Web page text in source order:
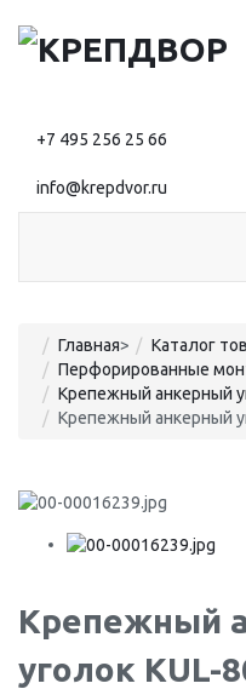
+7 495 256 25 66
info@krepdvor.ru
Главная> Каталог
Перфорированные
Крепежный анкерный
Крепежный анкерный
Крепежный
уголок KUL-